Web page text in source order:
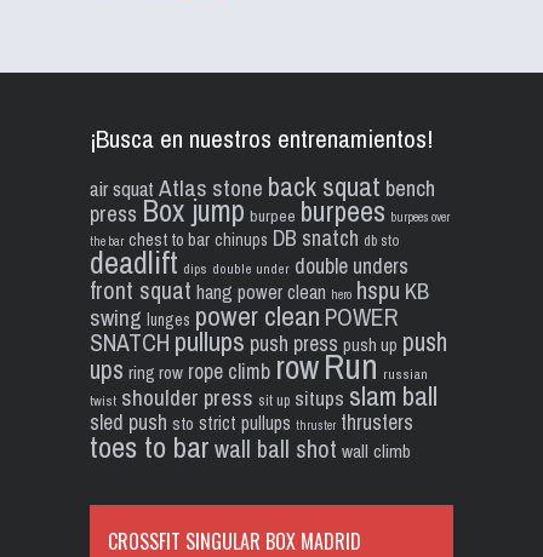
¡Busca en nuestros entrenamientos!
air squat Atlas stone back squat bench
press Box jump burpee burpees burpees over
the bar chest to bar chinups DB snatch db sto
deadlift dips double under double unders
front squat hang power clean hero hspu KB
swing lunges power clean POWER
SNATCH pullups push press push up push
ups ring row rope climb rowRun russian
twist shoulder press sit up situps slam ball
sled push sto strict pullups thruster thrusters
toes to barwall ball shot wall climb
CROSSFIT SINGULAR BOX MADRID